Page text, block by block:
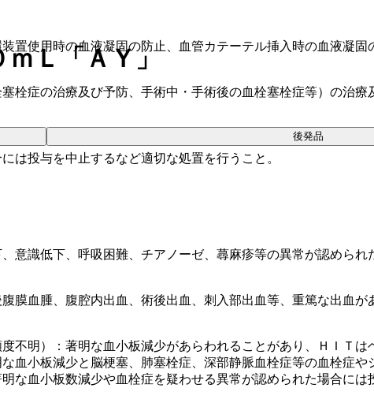
使用時の血液凝固の防止、血管カテーテル挿入時の血液凝固
症の治療及び予防、手術中・手術後の血栓塞栓症等）の治療
は投与を中止するなど適切な処置を行うこと。
識低下、呼吸困難、チアノーゼ、蕁麻疹等の異常が認められ
血腫、腹腔内出血、術後出血、刺入部出血等、重篤な出血が
明）：著明な血小板減少があらわれることがあり、ＨＩＴは
血小板減少と脳梗塞、肺塞栓症、深部静脈血栓症等の血栓症
な血小板数減少や血栓症を疑わせる異常が認められた場合には
Ｌ「ＡＹ」
後発品